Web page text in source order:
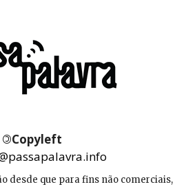
©Copyleft
desde que para fins não comerciais,